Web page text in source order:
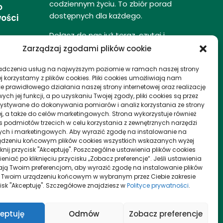
Zarządzaj zgodami plików cookie
usług na najwyższym poziomie w ramach naszej strony
korzystamy z plików cookies. Pliki cookies umożliwiają nam
prawidłowego działania naszej strony internetowej oraz realizację
jej funkcji, a po uzyskaniu Twojej zgody, pliki cookies są przez
do dokonywania pomiarów i analiz korzystania ze strony
a także do celów marketingowych. Strona wykorzystuje również
podmiotów trzecich w celu korzystania z zewnętrznych narzędzi
i marketingowych. Aby wyrazić zgodę na instalowanie na
końcowym plików cookies wszystkich wskazanych wyżej
przycisk "Akceptuję". Poszczególne ustawienia plików cookies
po kliknięciu przycisku „Zobacz preferencje”. Jeśli ustawienia
Twoim preferencjom, aby wyrazić zgodę na instalowanie plików
urządzeniu końcowym w wybranym przez Ciebie zakresie
"Akceptuję". Szczegółowe znajdziesz wPolityce prywatności.
Odmów Zobacz preferencje
(dopuszczalna Masa
– Definicja I
27/03/2026
Jak Storytelling
Wycieczki Miejskie –
Doświadczenie I
13/03/2026
codziennym życiu. To zbiór porad
dostępnych dla każdego.
Dołącz do nas już teraz, czytaj i
komentuj, udzielaj porad innym